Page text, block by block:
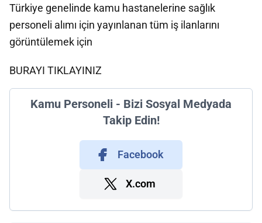
Türkiye genelinde kamu hastanelerine sağlık
personeli alımı için yayınlanan tüm iş ilanlarını
görüntülemek için
BURAYI TIKLAYINIZ
Kamu Personeli - Bizi Sosyal Medyada
Takip Edin!
Facebook
X.com